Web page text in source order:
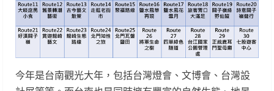
今年是台南觀光大年，包括台灣燈會、文博會、台灣設